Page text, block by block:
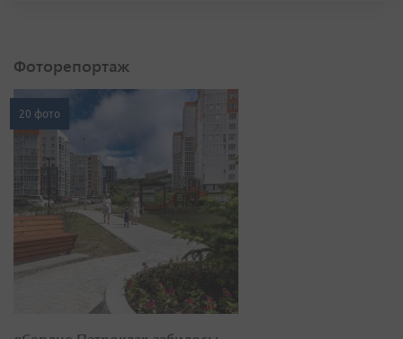
Фоторепортаж
20 фото